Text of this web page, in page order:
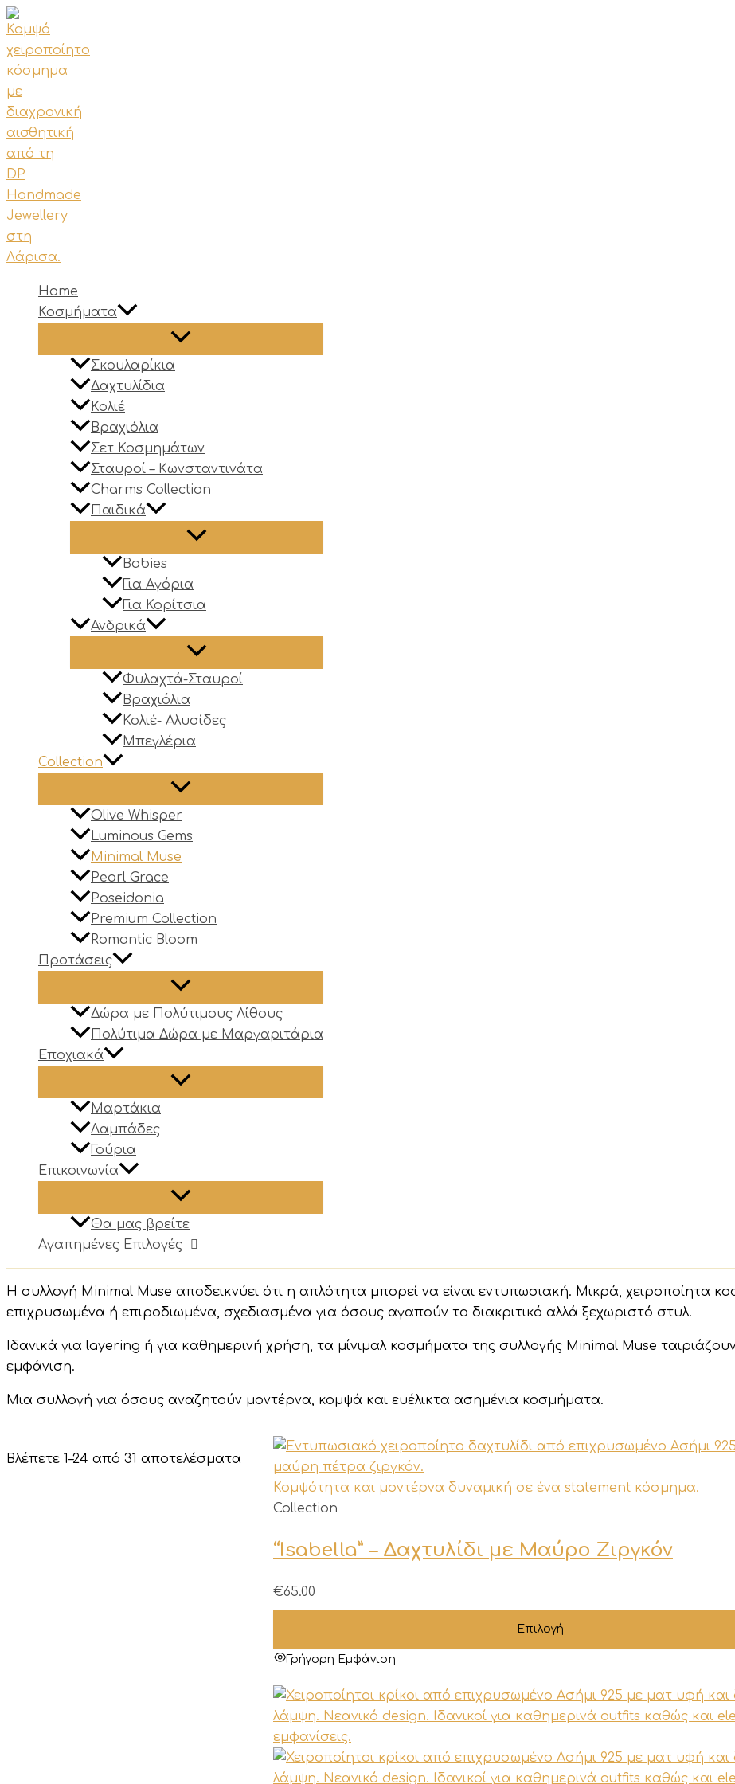
Μετάβαση
στο
περιεχόμενο
Home
Κοσμήματα
Σκουλαρίκια
Δαχτυλίδια
Κολιέ
Βραχιόλια
Σετ Κοσμημάτων
Σταυροί – Κωνσταντινάτα
Charms Collection
Παιδικά
Babies
Για Αγόρια
Για Κορίτσια
Ανδρικά
Φυλαχτά-Σταυροί
Βραχιόλια
Κολιέ- Αλυσίδες
Μπεγλέρια
Collection
Olive Whisper
Luminous Gems
Minimal Muse
Pearl Grace
Poseidonia
Premium Collection
Romantic Bloom
Προτάσεις
Δώρα με Πολύτιμους Λίθους
Πολύτιμα Δώρα με Μαργαριτάρια
Εποχιακά
Μαρτάκια
Λαμπάδες
Γούρια
Επικοινωνία
Θα μας βρείτε
Αγαπημένες Επιλογές
Η συλλογή Minimal Muse αποδεικνύει ότι η απλότητα μπορεί να είναι εντυπωσιακή. Μικρά, χειροποίητα
επιχρυσωμένα ή επιροδιωμένα, σχεδιασμένα για όσους αγαπούν το διακριτικό αλλά ξεχωριστό στυλ.
Ιδανικά για layering ή για καθημερινή χρήση, τα μίνιμαλ κοσμήματα της συλλογής Minimal Muse
εμφάνιση.
Μια συλλογή για όσους αναζητούν μοντέρνα, κομψά και ευέλικτα ασημένια κοσμήματα.
Βλέπετε 1–24 από 31 αποτελέσματα
latest
Collection
“Isabella” – Δαχτυλίδι με Μαύρο Ζιργκόν
€65.00
Επιλογή
Γρήγορη Εμφάνιση
Αυτό
προϊόν
πολλαπλές
παραλλαγές.
επιλογές
να
επιλεγούν
στη
σελίδα
του